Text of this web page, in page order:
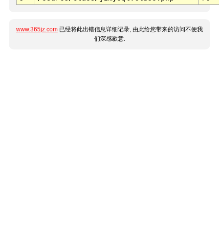
www.365jz.com 已经将此出错信息详细记录, 由此给您带来的访问不便我
们深感歉意.